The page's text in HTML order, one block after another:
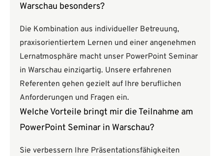
Warschau besonders?
Die Kombination aus individueller Betreuung,
praxisorientiertem Lernen und einer angenehmen
Lernatmosphäre macht unser PowerPoint Seminar
in Warschau einzigartig. Unsere erfahrenen
Referenten gehen gezielt auf Ihre beruflichen
Anforderungen und Fragen ein.
Welche Vorteile bringt mir die Teilnahme am
PowerPoint Seminar in Warschau?
Sie verbessern Ihre Präsentationsfähigkeiten